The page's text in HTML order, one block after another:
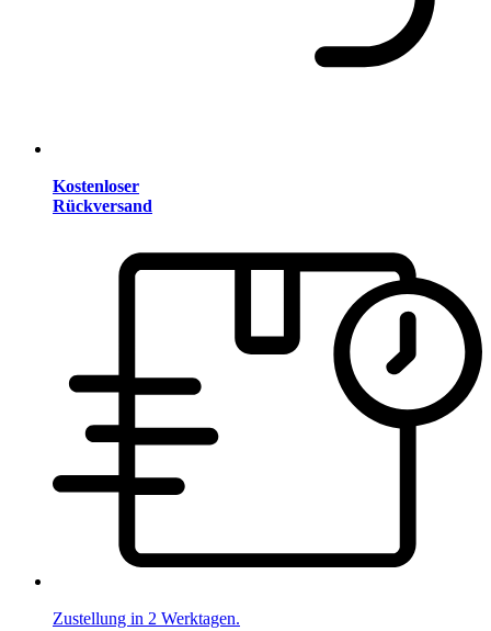
Kostenloser
Rückversand
Zustellung in 2 Werktagen.